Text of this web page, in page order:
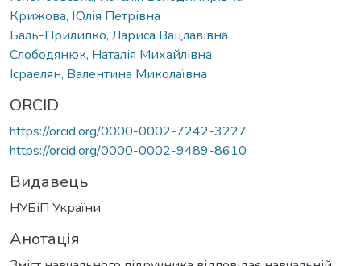
Крижова, Юлія Петрівна
Баль-Прилипко, Лариса Вацлавівна
Слободянюк, Наталія Михайлівна
Ісраелян, Валентина Миколаївна
ORCID
https://orcid.org/0000-0002-7242-3227
https://orcid.org/0000-0002-9489-8610
Видавець
НУБіП України
Анотація